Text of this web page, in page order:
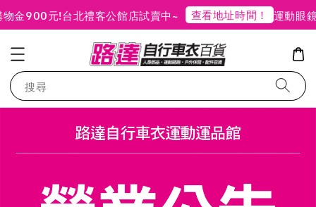
金900元!台北禮客公館店試賣中~ 查看地址時間！ 運動眼
搜尋